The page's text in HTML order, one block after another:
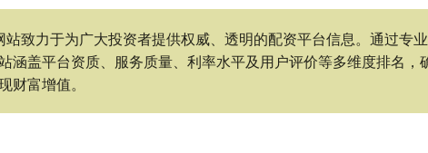
致力于为广大投资者提供权威、透明的配资平台信息。通过专
涵盖平台资质、服务质量、利率水平及用户评价等多维度排名
财富增值。